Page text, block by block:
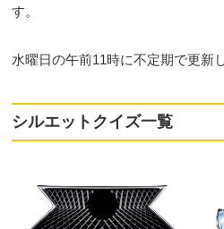
す。
水曜日の午前11時に不定期で更新
シルエットクイズ一覧